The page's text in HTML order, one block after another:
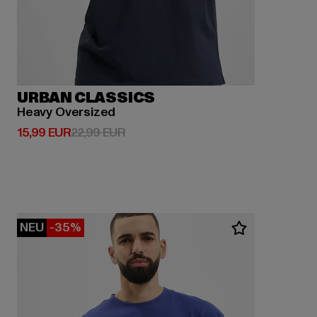
URBAN CLASSICS
Heavy Oversized
15,99 EUR
Derzeitiger Preis: 15,99 EUR
22,99 EURAktionspreis: 22,99 EUR
NEU -35%